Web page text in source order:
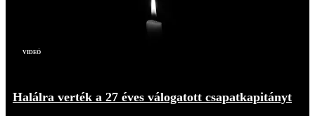
Videó
Halálra verték a 27 éves válogatott csapatkapitányt